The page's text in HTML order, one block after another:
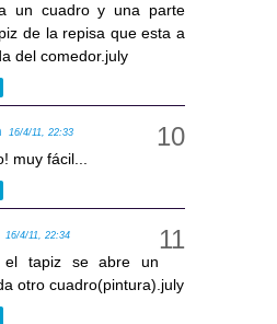
un cuadro y una parte
de la repisa que esta a
del comedor.july
16/4/11, 22:33
muy fácil...
16/4/11, 22:34
el tapiz se abre un
otro cuadro(pintura).july